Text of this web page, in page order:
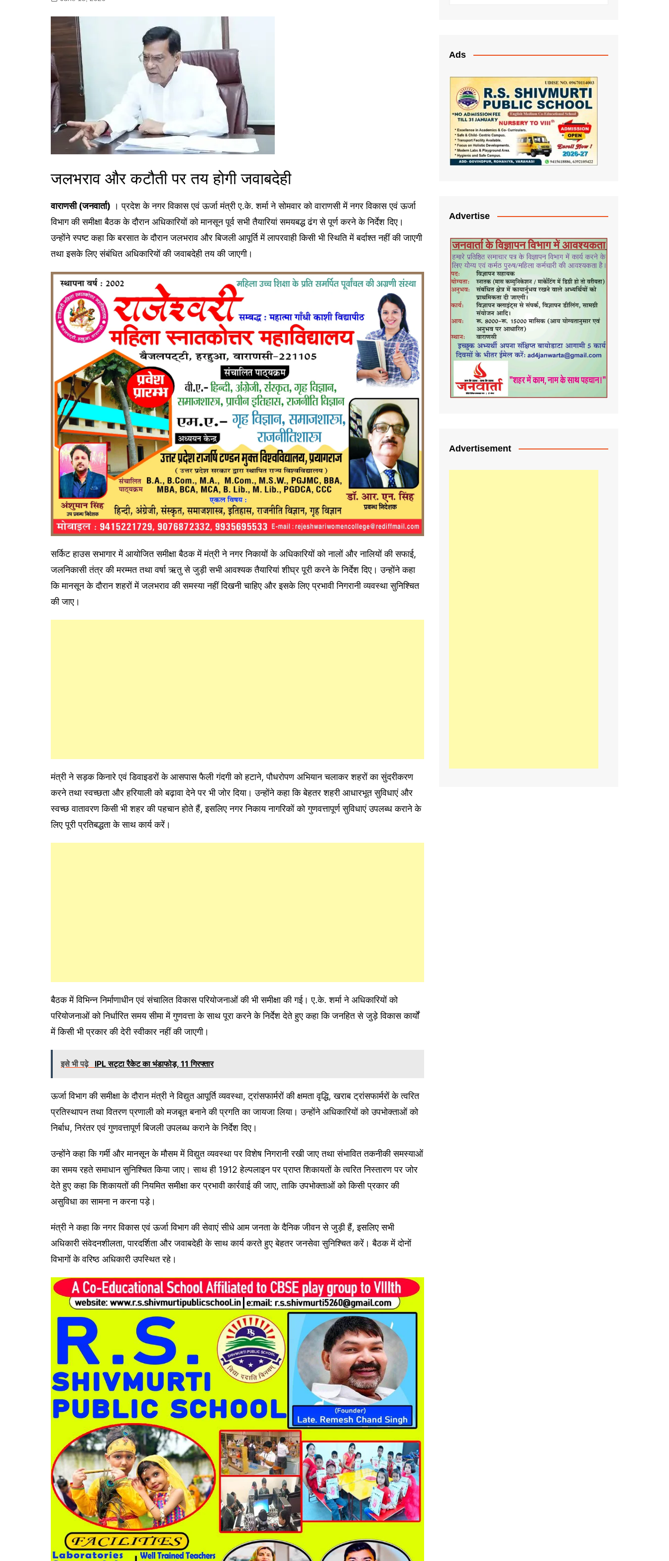
सोनभद्र
जलभराव और कटौती पर तय होगी जवाबदेही
वाराणसी (जनवार्ता) । प्रदेश के नगर विकास एवं ऊर्जा मंत्री ए.के. शर्मा ने सोमवार को वाराणसी में नगर विकास एवं ऊर्जा
विभाग की समीक्षा बैठक के दौरान अधिकारियों को मानसून पूर्व सभी तैयारियां समयबद्ध ढंग से पूर्ण करने के निर्देश दिए।
उन्होंने स्पष्ट कहा कि बरसात के दौरान जलभराव और बिजली आपूर्ति में लापरवाही किसी भी स्थिति में बर्दाश्त नहीं की जाएगी
तथा इसके लिए संबंधित अधिकारियों की जवाबदेही तय की जाएगी।
सर्किट हाउस सभागार में आयोजित समीक्षा बैठक में मंत्री ने नगर निकायों के अधिकारियों को नालों और नालियों की सफाई,
जलनिकासी तंत्र की मरम्मत तथा वर्षा ऋतु से जुड़ी सभी आवश्यक तैयारियां शीघ्र पूरी करने के निर्देश दिए। उन्होंने कहा
कि मानसून के दौरान शहरों में जलभराव की समस्या नहीं दिखनी चाहिए और इसके लिए प्रभावी निगरानी व्यवस्था सुनिश्चित
की जाए।
मंत्री ने सड़क किनारे एवं डिवाइडरों के आसपास फैली गंदगी को हटाने, पौधरोपण अभियान चलाकर शहरों का सुंदरीकरण
करने तथा स्वच्छता और हरियाली को बढ़ावा देने पर भी जोर दिया। उन्होंने कहा कि बेहतर शहरी आधारभूत सुविधाएं और
स्वच्छ वातावरण किसी भी शहर की पहचान होते हैं, इसलिए नगर निकाय नागरिकों को गुणवत्तापूर्ण सुविधाएं उपलब्ध कराने के
लिए पूरी प्रतिबद्धता के साथ कार्य करें।
बैठक में विभिन्न निर्माणाधीन एवं संचालित विकास परियोजनाओं की भी समीक्षा की गई। ए.के. शर्मा ने अधिकारियों को
परियोजनाओं को निर्धारित समय सीमा में गुणवत्ता के साथ पूरा करने के निर्देश देते हुए कहा कि जनहित से जुड़े विकास कार्यों
में किसी भी प्रकार की देरी स्वीकार नहीं की जाएगी।
इसे भी पढ़े IPL सट्टा रैकेट का भंडाफोड़, 11 गिरफ्तार
ऊर्जा विभाग की समीक्षा के दौरान मंत्री ने विद्युत आपूर्ति व्यवस्था, ट्रांसफार्मरों की क्षमता वृद्धि, खराब ट्रांसफार्मरों के त्वरित
प्रतिस्थापन तथा वितरण प्रणाली को मजबूत बनाने की प्रगति का जायजा लिया। उन्होंने अधिकारियों को उपभोक्ताओं को
निर्बाध, निरंतर एवं गुणवत्तापूर्ण बिजली उपलब्ध कराने के निर्देश दिए।
उन्होंने कहा कि गर्मी और मानसून के मौसम में विद्युत व्यवस्था पर विशेष निगरानी रखी जाए तथा संभावित तकनीकी समस्याओं
का समय रहते समाधान सुनिश्चित किया जाए। साथ ही 1912 हेल्पलाइन पर प्राप्त शिकायतों के त्वरित निस्तारण पर जोर
देते हुए कहा कि शिकायतों की नियमित समीक्षा कर प्रभावी कार्रवाई की जाए, ताकि उपभोक्ताओं को किसी प्रकार की
असुविधा का सामना न करना पड़े।
मंत्री ने कहा कि नगर विकास एवं ऊर्जा विभाग की सेवाएं सीधे आम जनता के दैनिक जीवन से जुड़ी हैं, इसलिए सभी
अधिकारी संवेदनशीलता, पारदर्शिता और जवाबदेही के साथ कार्य करते हुए बेहतर जनसेवा सुनिश्चित करें। बैठक में दोनों
विभागों के वरिष्ठ अधिकारी उपस्थित रहे।
Ads
Advertise
Advertisement